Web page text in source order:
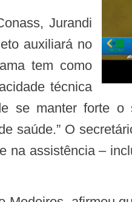
auxiliará no
tem como
técnica
se manter forte
saúde.” O
assistência –